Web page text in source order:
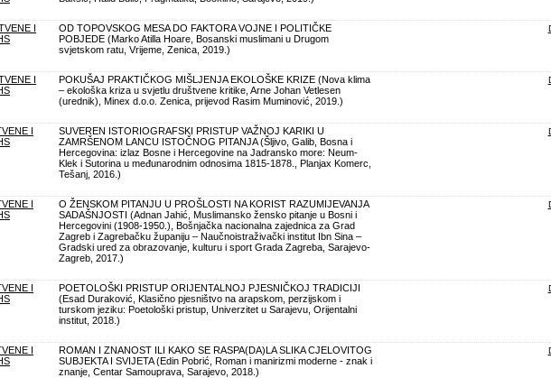
I
OD TOPOVSKOG MESA DO FAKTORA VOJNE I POLITIČKE
POBJEDE (Marko Atilla Hoare, Bosanski muslimani u Drugom
svjetskom ratu, Vrijeme, Zenica, 2019.)
I
POKUŠAJ PRAKTIČKOG MIŠLJENJA EKOLOŠKE KRIZE (Nova klima
– ekološka kriza u svjetlu društvene kritike, Arne Johan Vetlesen
(urednik), Minex d.o.o. Zenica, prijevod Rasim Muminović, 2019.)
I
SUVEREN ISTORIOGRAFSKI PRISTUP VAŽNOJ KARIKI U
ZAMRŠENOM LANCU ISTOČNOG PITANJA (Šljivo, Galib, Bosna i
Hercegovina: izlaz Bosne i Hercegovine na Jadransko more: Neum-
Klek i Sutorina u međunarodnim odnosima 1815-1878., Planjax Komerc,
Tešanj, 2016.)
I
O ŽENSKOM PITANJU U PROŠLOSTI NA KORIST RAZUMIJEVANJA
SADAŠNJOSTI (Adnan Jahić, Muslimansko žensko pitanje u Bosni i
Hercegovini (1908-1950.), Bošnjačka nacionalna zajednica za Grad
Zagreb i Zagrebačku županiju – Naučnoistraživački institut Ibn Sina –
Gradski ured za obrazovanje, kulturu i sport Grada Zagreba, Sarajevo-
Zagreb, 2017.)
I
POETOLOŠKI PRISTUP ORIJENTALNOJ PJESNIČKOJ TRADICIJI
(Esad Duraković, Klasično pjesništvo na arapskom, perzijskom i
turskom jeziku: Poetološki pristup, Univerzitet u Sarajevu, Orijentalni
institut, 2018.)
I
ROMAN I ZNANOST ILI KAKO SE RASPA(DA)LA SLIKA CJELOVITOG
SUBJEKTA I SVIJETA (Edin Pobrić, Roman i manirizmi moderne - znak i
znanje, Centar Samouprava, Sarajevo, 2018.)